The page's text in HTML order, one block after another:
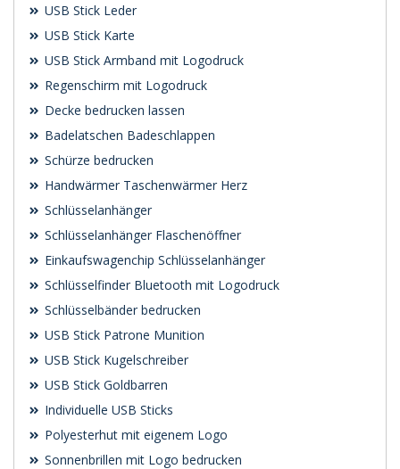
USB Stick Leder
USB Stick Karte
USB Stick Armband mit Logodruck
Regenschirm mit Logodruck
Decke bedrucken lassen
Badelatschen Badeschlappen
Schürze bedrucken
Handwärmer Taschenwärmer Herz
Schlüsselanhänger
Schlüsselanhänger Flaschenöffner
Einkaufswagenchip Schlüsselanhänger
Schlüsselfinder Bluetooth mit Logodruck
Schlüsselbänder bedrucken
USB Stick Patrone Munition
USB Stick Kugelschreiber
USB Stick Goldbarren
Individuelle USB Sticks
Polyesterhut mit eigenem Logo
Sonnenbrillen mit Logo bedrucken